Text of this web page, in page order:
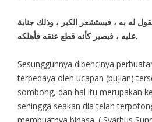
له به ، فيستشعر الكبر ، وذلك جناية
عليه ، فيصير كأنه قطع عنقه فأهلكه.
Sesungguhnya dibencinya
terpedaya oleh ucapan (pujian)
sombong, dan hal itu merupakan
sehingga seakan dia telah